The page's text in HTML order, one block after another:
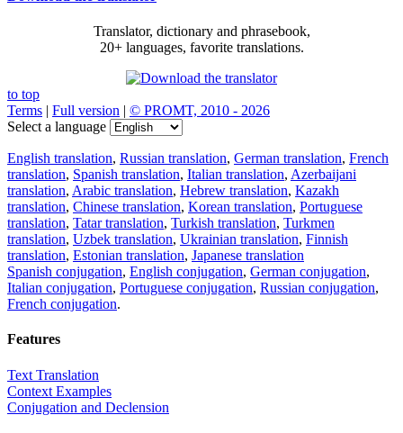
Translator, dictionary and phrasebook,
20+ languages, favorite translations.
to top
Terms | Full version | © PROMT, 2010 - 2026
Select a language
English translation, Russian translation, German translation, French
translation, Spanish translation, Italian translation, Azerbaijani
translation, Arabic translation, Hebrew translation, Kazakh
translation, Chinese translation, Korean translation, Portuguese
translation, Tatar translation, Turkish translation, Turkmen
translation, Uzbek translation, Ukrainian translation, Finnish
translation, Estonian translation, Japanese translation
Spanish conjugation, English conjugation, German conjugation,
Italian conjugation, Portuguese conjugation, Russian conjugation,
French conjugation.
Features
Text Translation
Context Examples
Conjugation and Declension